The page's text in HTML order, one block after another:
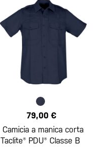
79,00 €
Camicia a manica corta
Taclite® PDU® Classe B